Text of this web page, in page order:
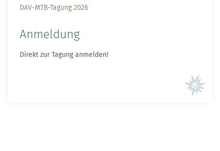
DAV-MTB-Tagung 2026
Anmeldung
Direkt zur Tagung anmelden!